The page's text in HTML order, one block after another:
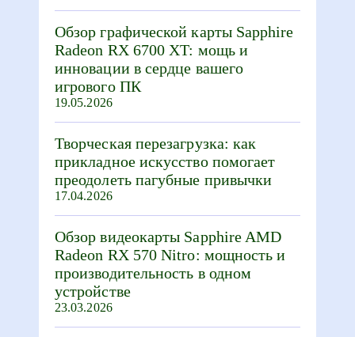
Обзор графической карты Sapphire
Radeon RX 6700 XT: мощь и
инновации в сердце вашего
игрового ПК
19.05.2026
Творческая перезагрузка: как
прикладное искусство помогает
преодолеть пагубные привычки
17.04.2026
Обзор видеокарты Sapphire AMD
Radeon RX 570 Nitro: мощность и
производительность в одном
устройстве
23.03.2026